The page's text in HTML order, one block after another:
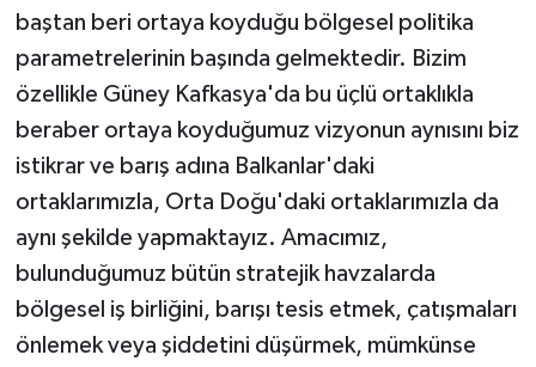
baştan beri ortaya koyduğu bölgesel politika
parametrelerinin başında gelmektedir. Bizim
özellikle Güney Kafkasya'da bu üçlü ortaklıkla
beraber ortaya koyduğumuz vizyonun aynısını biz
istikrar ve barış adına Balkanlar'daki
ortaklarımızla, Orta Doğu'daki ortaklarımızla da
aynı şekilde yapmaktayız. Amacımız,
bulunduğumuz bütün stratejik havzalarda
bölgesel iş birliğini, barışı tesis etmek, çatışmaları
önlemek veya şiddetini düşürmek, mümkünse